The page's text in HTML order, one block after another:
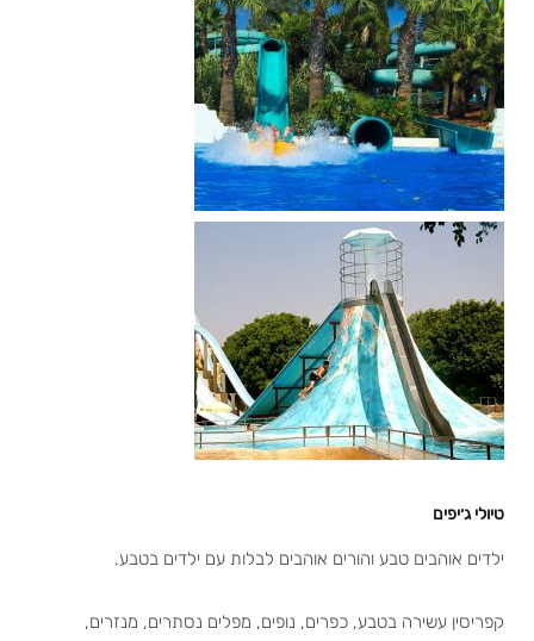
טיולי ג׳יפים
ילדים אוהבים טבע והורים אוהבים לבלות עם ילדים בטבע.
קפריסין עשירה בטבע, כפרים, נופים, מפלים נסתרים, מנזרים,